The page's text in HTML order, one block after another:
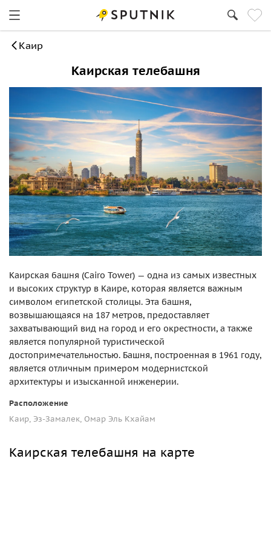
Каир
Каирская телебашня
Каирская башня (Cairo Tower) — одна из самых известных
и высоких структур в Каире, которая является важным
символом египетской столицы. Эта башня,
возвышающаяся на 187 метров, предоставляет
захватывающий вид на город и его окрестности, а также
является популярной туристической
достопримечательностью. Башня, построенная в 1961 году,
является отличным примером модернистской
архитектуры и изысканной инженерии.
Расположение
Каир, Эз-Замалек, Омар Эль Кхайам
Каирская телебашня на карте